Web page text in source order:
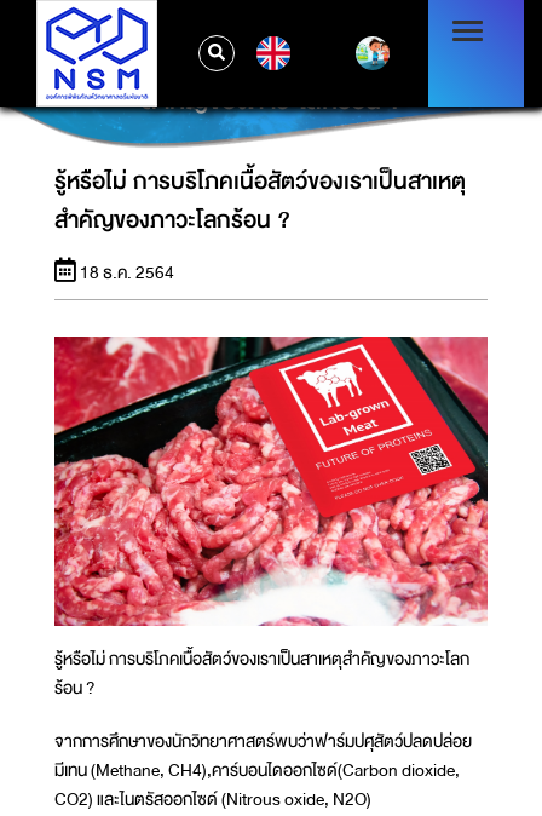
รู้หรือไม่ การบริโภคเนื้อสัตว์ของเราเป็นสาเหตุ
สำคัญของภาวะโลกร้อน ?
รู้หรือไม่ การบริโภคเนื้อสัตว์ของเราเป็นสาเหตุ
สำคัญของภาวะโลกร้อน ?
18 ธ.ค. 2564
รู้หรือไม่ การบริโภคเนื้อสัตว์ของเราเป็นสาเหตุสำคัญของภาวะโลก
ร้อน ?
จากการศึกษาของนักวิทยาศาสตร์พบว่าฟาร์มปศุสัตว์ปลดปล่อย
มีเทน (Methane, CH4),คาร์บอนไดออกไซด์(Carbon dioxide,
CO2) และไนตรัสออกไซด์ (Nitrous oxide, N2O)